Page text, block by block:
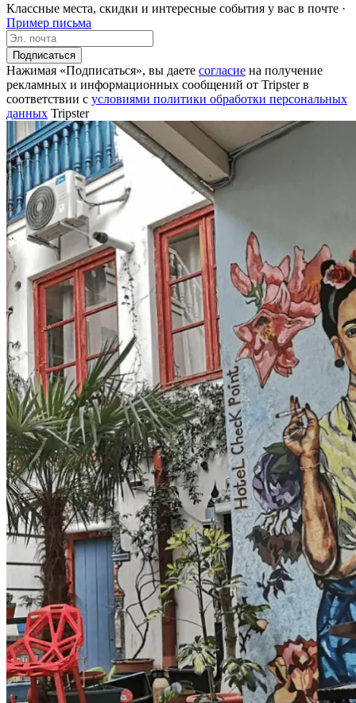
Классные места, скидки и интересные события у вас в почте ·
Пример письма
Подписаться
Нажимая «Подписаться», вы даете согласие на получение
рекламных и информационных сообщений от Tripster в
соответствии c условиями политики обработки персональных
данных Tripster